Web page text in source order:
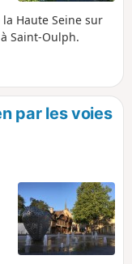
Haute Seine sur
Saint-Oulph.
par les voies